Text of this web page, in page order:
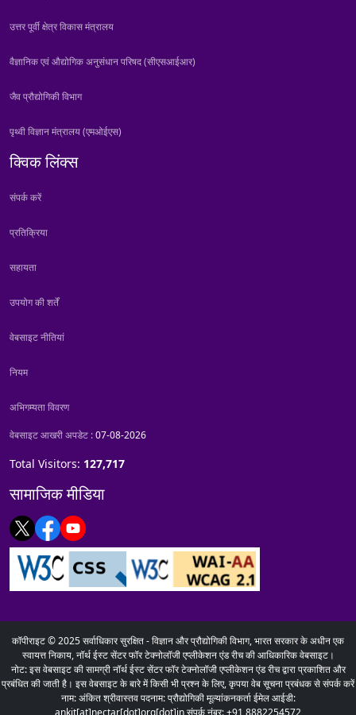
उत्तर पूर्वी क्षेत्र विकास मंत्रालय
वैज्ञानिक एवं औद्योगिक अनुसंधान परिषद (सीएसआईआर)
जैव प्रौद्योगिकी विभाग
पृथ्वी विज्ञान मंत्रालय (एमओईएस)
क्विक लिंक्स
संपर्क करें
प्रतिक्रिया
सहायता
उपयोग की शर्तें
वेबसाइट नीतियां
नियम
अभिगम्यता विवरण
वेबसाइट आखरी अपडेट :07-08-2026
Total Visitors: 127,717
सामाजिक मीडिया
कॉपीराइट © 2025 सर्वाधिकार सुरक्षित - विज्ञान और प्रौद्योगिकी विभाग, भारत सरकार के अधीन एक
स्वायत्त निकाय, नॉर्थ ईस्ट सेंटर फॉर टेक्नोलॉजी एप्लीकेशन एंड रीच की आधिकारिक वेबसाइट।
नोट: इस वेबसाइट की सामग्री नॉर्थ ईस्ट सेंटर फॉर टेक्नोलॉजी एप्लीकेशन एंड रीच द्वारा प्रकाशित और
प्रबंधित की जाती है। इस वेबसाइट के बारे में किसी भी प्रश्न के लिए, कृपया वेब सूचना प्रबंधक से संपर्क करें
नाम: अंकित श्रीवास्तव पदनाम: प्रौद्योगिकी मूल्यांकनकर्ता ईमेल आईडी:
ankit[at]nectar[dot]org[dot]in संपर्क नंबर: +91 8882254572